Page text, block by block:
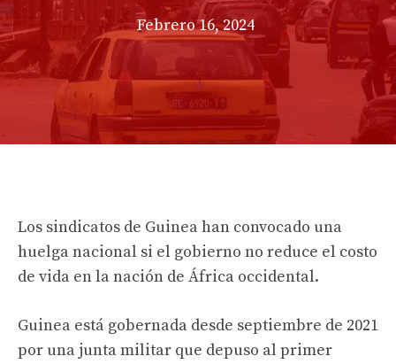
Febrero 16, 2024
Los sindicatos de Guinea han convocado una
huelga nacional si el gobierno no reduce el costo
de vida en la nación de África occidental.
Guinea está gobernada desde septiembre de 2021
por una junta militar que depuso al primer